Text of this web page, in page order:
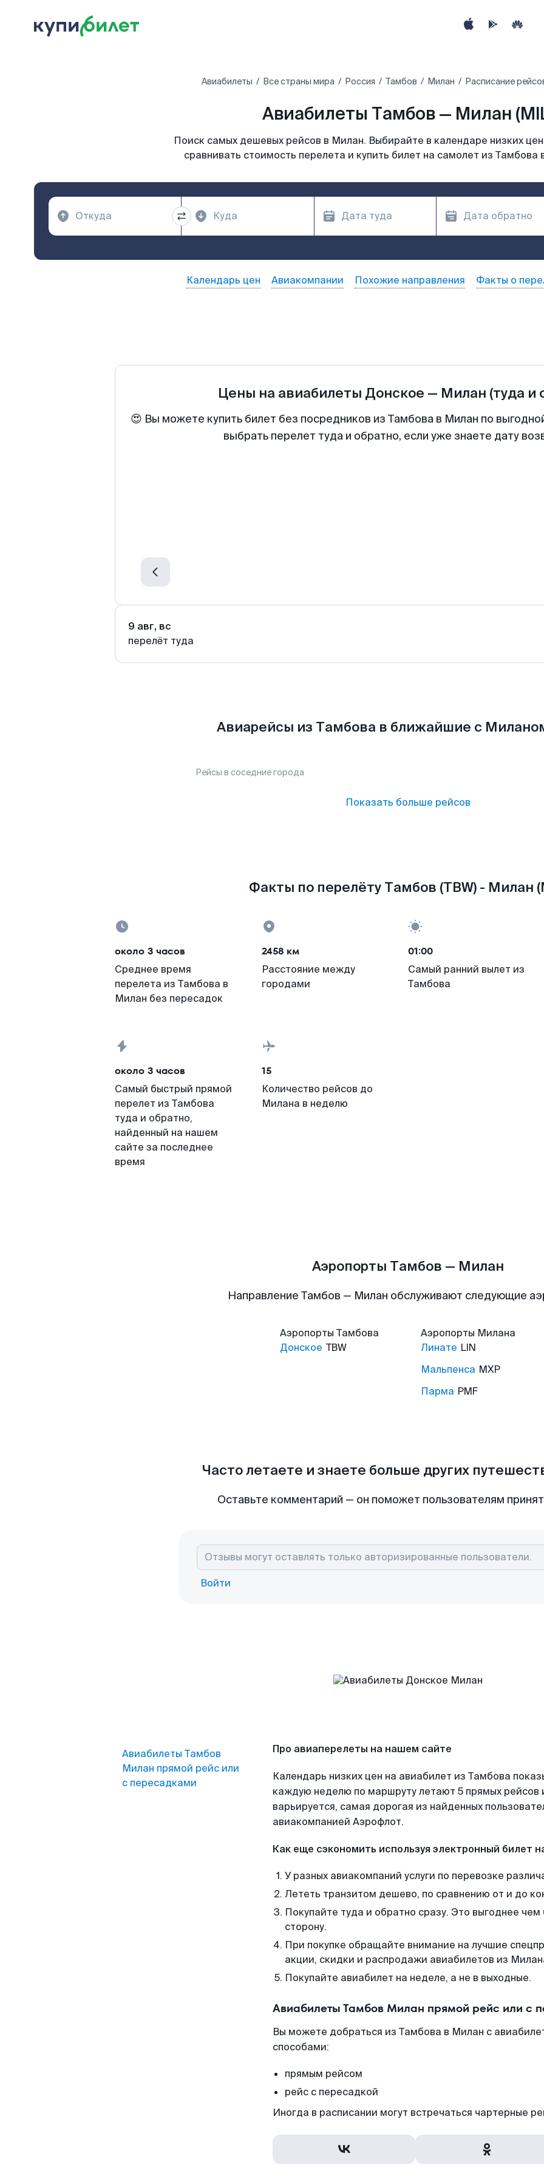
Авиабилеты Все страны мира Россия Тамбов Милан Расписание
Авиабилеты Тамбов — Милан
Поиск самых дешевых рейсов в Милан. Выбирайте в календаре низких
сравнивать стоимость перелета и купить билет на самолет из Тамбова
Календарь цен Авиакомпании Похожие направления Факты о
Цены на авиабилеты Донское — Милан (туда и
😍 Вы можете купить билет без посредников из Тамбова в Милан по
выбрать перелет туда и обратно, если уже знаете дату
9 авг, вс
перелёт туда
Авиарейсы из Тамбова в ближайшие с
Рейсы в соседние города
Показать больше рейсов
Факты по перелёту Тамбов (TBW) - Милан
около 3 часов
Среднее время
перелета из Тамбова в
Милан без пересадок
2458 км
Расстояние между
городами
01:00
Самый ранний вылет из
Тамбова
около 3 часов
Самый быстрый прямой
перелет из Тамбова
туда и обратно,
найденный на нашем
сайте за последнее
время
15
Количество рейсов до
Милана в неделю
Аэропорты Тамбов — Милан
Направление Тамбов — Милан обслуживают следующие
Аэропорты Тамбова
Донское TBW
Аэропорты Милана
Линате LIN
Мальпенса MXP
Парма PMF
Часто летаете и знаете больше других
Оставьте комментарий — он поможет пользователям
Войти
Авиабилеты Тамбов
Милан прямой рейс или
с пересадками
Про авиаперелеты на нашем сайте
Календарь низких цен на авиабилет из Тамбова
каждую неделю по маршруту летают 5 прямых рейсов
варьируется, самая дорогая из найденных
авиакомпанией Аэрофлот.
Как еще сэкономить используя электронный билет
У разных авиакомпаний услуги по перевозке
Лететь транзитом дешево, по сравнению от и до
Покупайте туда и обратно сразу. Это выгоднее
сторону.
При покупке обращайте внимание на лучшие
акции, скидки и распродажи авиабилетов из
Покупайте авиабилет на неделе, а не в выходные.
Авиабилеты Тамбов Милан прямой рейс или с
Вы можете добраться из Тамбова в Милан с
способами:
прямым рейсом
рейс с пересадкой
Иногда в расписании могут встречаться чартерные